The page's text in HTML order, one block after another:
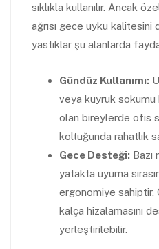
sıklıkla kullanılır. Ancak
ağrısı gece uyku kalitesini
yastıklar şu alanlarda
Gündüz Kullanımı:
veya kuyruk sokumu
olan bireylerde ofis
koltuğunda rahatlık
Gece Desteği:
yatakta uyuma
ergonomiye sahiptir.
kalça hizalamasını
yerleştirilebilir.